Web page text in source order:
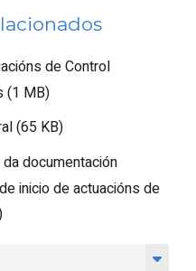
de Control
(1 MB)
(65 KB)
documentación
inicio de actuacións de